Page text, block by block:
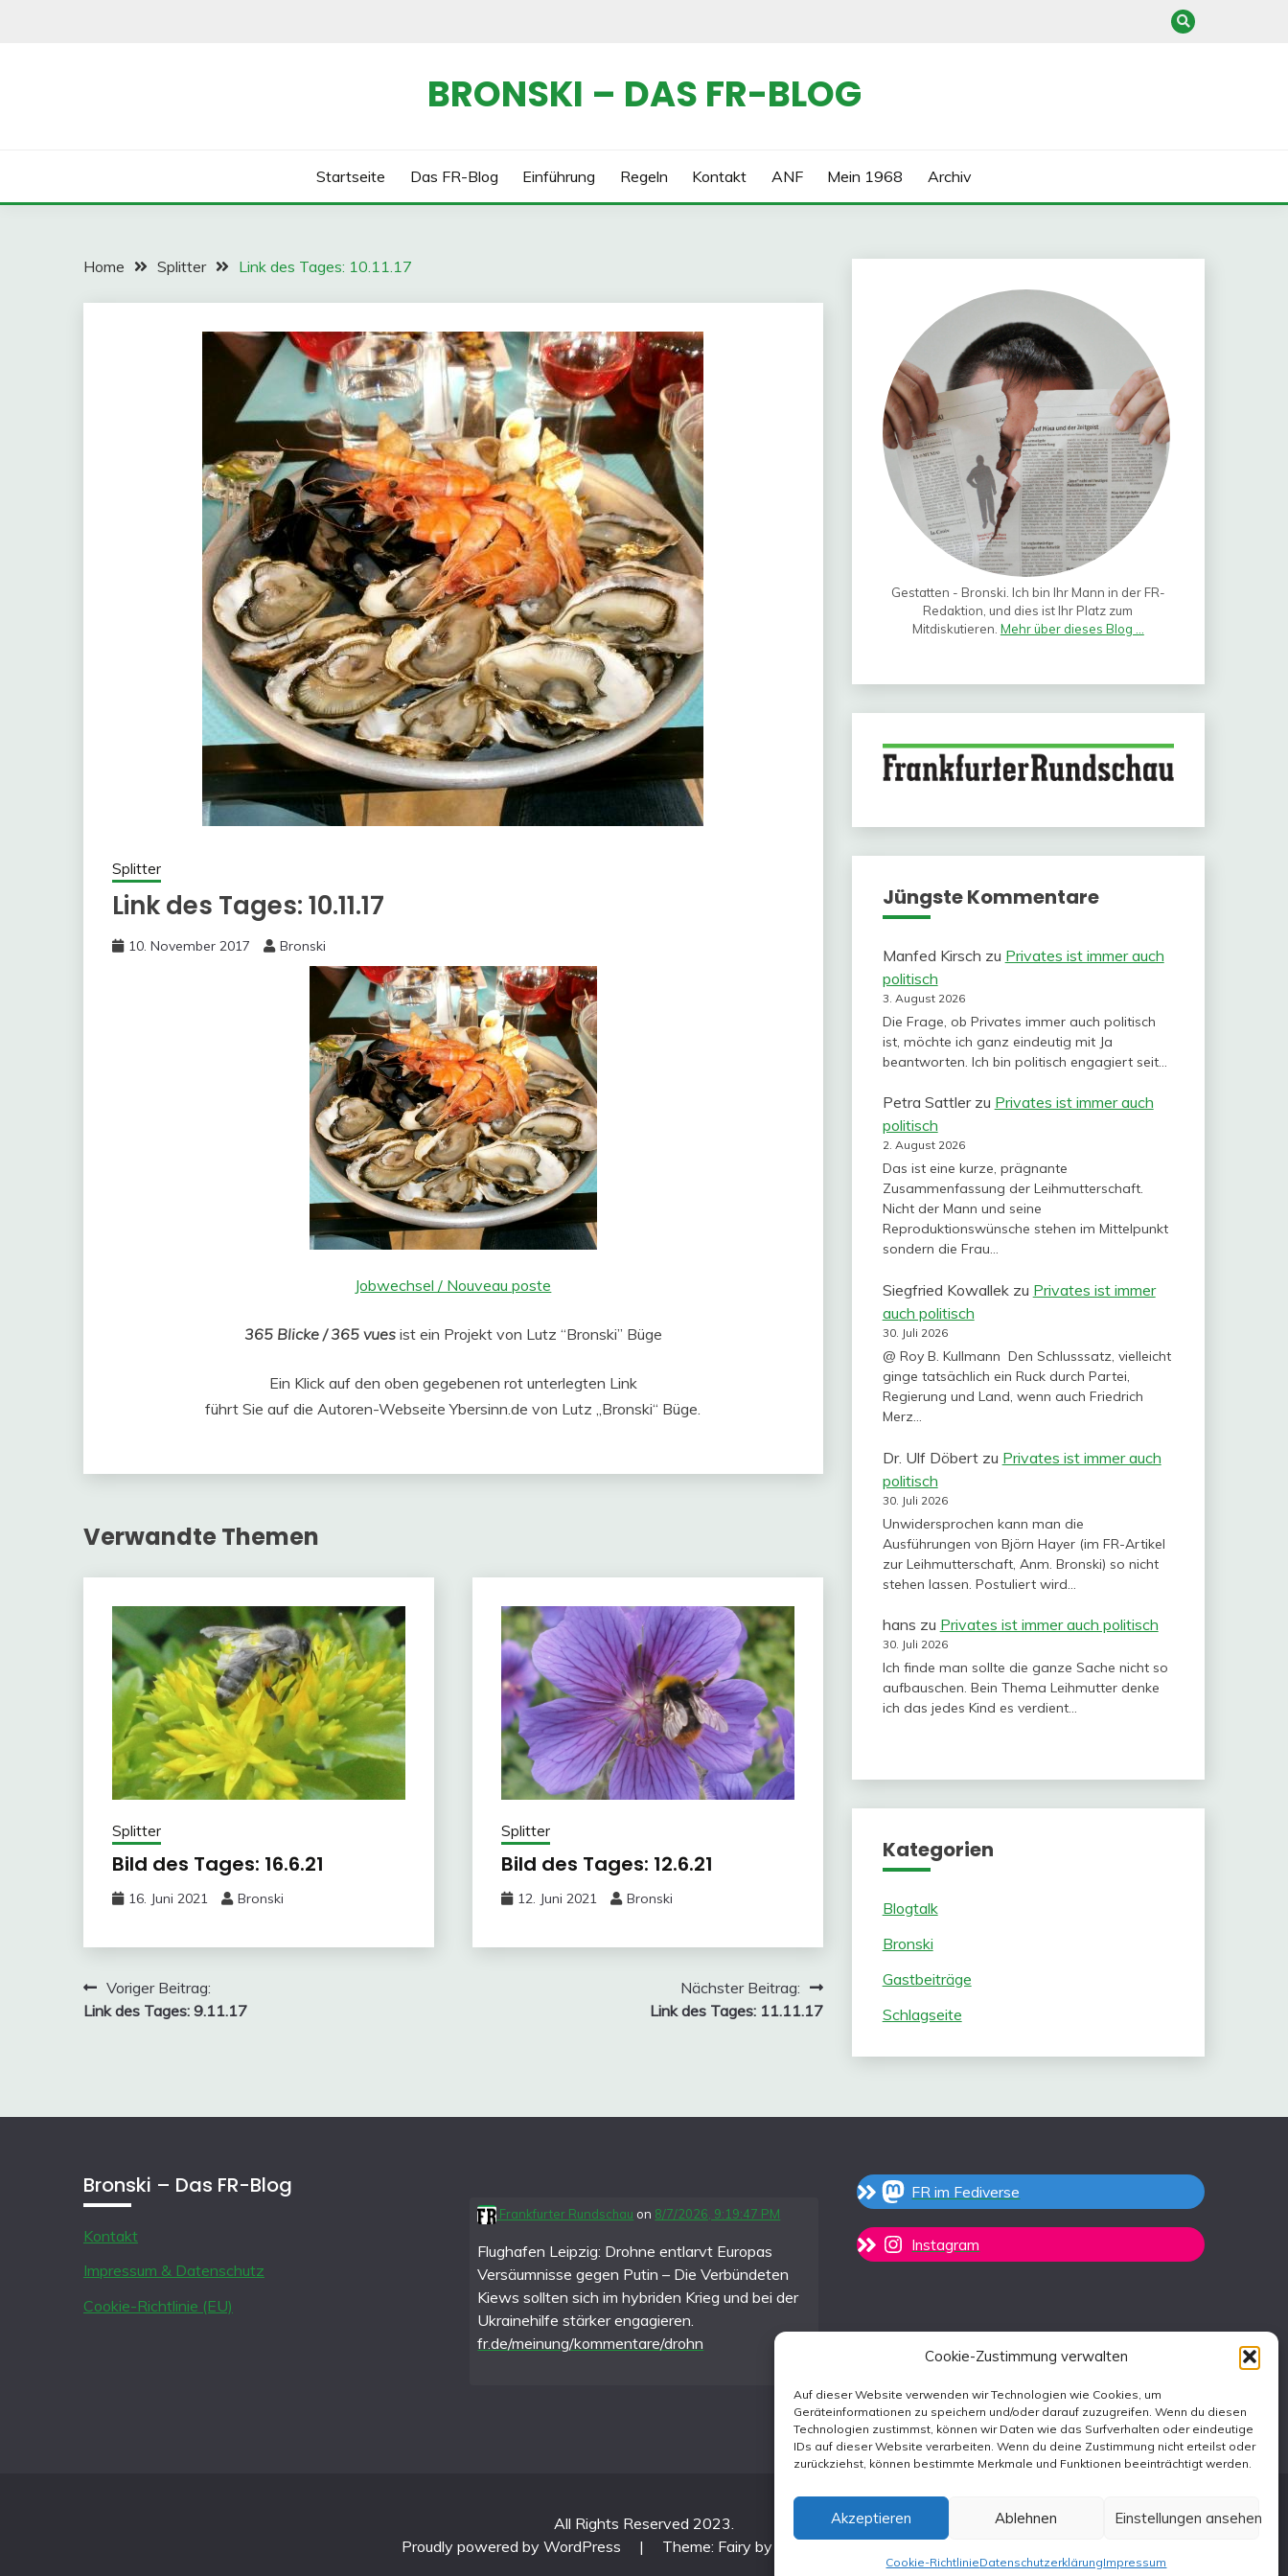
Cookie-Zustimmung verwalten
Auf dieser Website verwenden wir Technologien wie Cookies, um
Geräteinformationen zu speichern und/oder darauf zuzugreifen. Wenn du diesen
Technologien zustimmst, können wir Daten wie das Surfverhalten oder eindeutige
IDs auf dieser Website verarbeiten. Wenn du deine Zustimmung nicht erteilst oder
zurückziehst, können bestimmte Merkmale und Funktionen beeinträchtigt werden.
Akzeptieren Ablehnen Einstellungen ansehen
Cookie-RichtlinieDatenschutzerklärungImpressum
BRONSKI – DAS FR-BLOG
Startseite Das FR-Blog Einführung Regeln Kontakt ANF Mein 1968 Archiv
Home Splitter Link des Tages: 10.11.17
Splitter
Link des Tages: 10.11.17
10. November 2017 Bronski
Jobwechsel / Nouveau poste
365 Blicke / 365 vuesist ein Projekt von Lutz “Bronski” Büge
Ein Klick auf den oben gegebenen rot unterlegten Link
führt Sie auf die Autoren-Webseite Ybersinn.de von Lutz „Bronski“ Büge.
Verwandte Themen
Splitter
Bild des Tages: 16.6.21
16. Juni 2021 Bronski
Splitter
Bild des Tages: 12.6.21
12. Juni 2021 Bronski
Beitragsnavigation
Voriger Beitrag:
Link des Tages: 9.11.17
Nächster Beitrag:
Link des Tages: 11.11.17
Gestatten - Bronski. Ich bin Ihr Mann in der FR-
Redaktion, und dies ist Ihr Platz zum
Mitdiskutieren. Mehr über dieses Blog ...
Jüngste Kommentare
Manfed Kirsch zu Privates ist immer auch
politisch
3. August 2026
Die Frage, ob Privates immer auch politisch
ist, möchte ich ganz eindeutig mit Ja
beantworten. Ich bin politisch engagiert seit…
Petra Sattlerzu Privates ist immer auch
politisch
2. August 2026
Das ist eine kurze, prägnante
Zusammenfassung der Leihmutterschaft.
Nicht der Mann und seine
Reproduktionswünsche stehen im Mittelpunkt
sondern die Frau…
Siegfried Kowallekzu Privates ist immer
auch politisch
30. Juli 2026
@ Roy B. Kullmann Den Schlusssatz, vielleicht
ginge tatsächlich ein Ruck durch Partei,
Regierung und Land, wenn auch Friedrich
Merz…
Dr. Ulf Döbertzu Privates ist immer auch
politisch
30. Juli 2026
Unwidersprochen kann man die
Ausführungen von Björn Hayer (im FR-Artikel
zur Leihmutterschaft, Anm. Bronski) so nicht
stehen lassen. Postuliert wird…
hans zu Privates ist immer auch politisch
30. Juli 2026
Ich finde man sollte die ganze Sache nicht so
aufbauschen. Bein Thema Leihmutter denke
ich das jedes Kind es verdient…
Kategorien
Blogtalk
Bronski
Gastbeiträge
Schlagseite
Bronski – Das FR-Blog
Kontakt
Impressum & Datenschutz
Cookie-Richtlinie (EU)
Frankfurter Rundschau on 8/7/2026, 9:19:47 PM
Flughafen Leipzig: Drohne entlarvt Europas
Versäumnisse gegen Putin – Die Verbündeten
Kiews sollten sich im hybriden Krieg und bei der
Ukrainehilfe stärker engagieren.
fr.de/meinung/kommentare/drohn
FR im Fediverse
Instagram
All Rights Reserved 2023.
Proudly powered by WordPress
| Theme: Fairy by Candid Themes.